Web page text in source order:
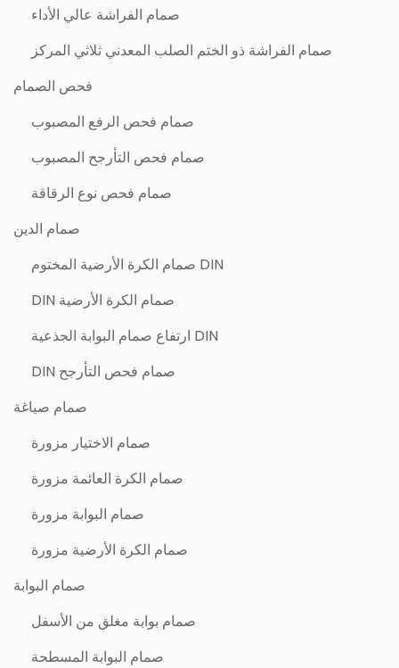
صمام الفراشة عالي الأداء
صمام الفراشة ذو الختم الصلب المعدني ثلاثي المركز
فحص الصمام
صمام فحص الرفع المصبوب
صمام فحص التأرجح المصبوب
صمام فحص نوع الرقاقة
صمام الدين
DIN صمام الكرة الأرضية المختوم
صمام الكرة الأرضية DIN
DIN ارتفاع صمام البوابة الجذعية
صمام فحص التأرجح DIN
صمام صياغة
صمام الاختيار مزورة
صمام الكرة العائمة مزورة
صمام البوابة مزورة
صمام الكرة الأرضية مزورة
صمام البوابة
صمام بوابة مغلق من الأسفل
صمام البوابة المسطحة